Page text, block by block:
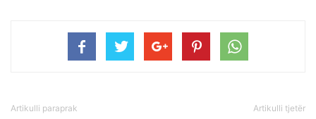
Artikulli paraprak Artikulli tjetër